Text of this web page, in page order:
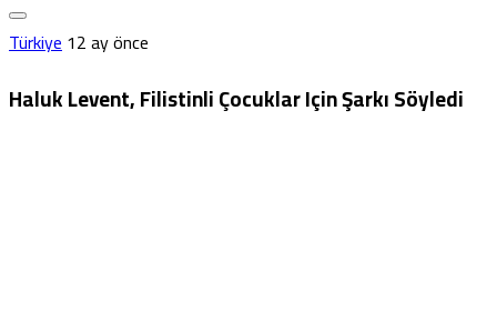
Türkiye12 ay önce
Haluk Levent, Filistinli Çocuklar Için Şarkı Söyledi